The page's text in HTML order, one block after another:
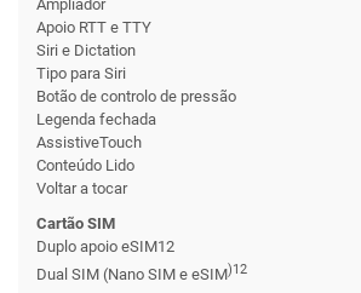
Ampliador
Apoio RTT e TTY
Siri e Dictation
Tipo para Siri
Botão de controlo de pressão
Legenda fechada
AssistiveTouch
Conteúdo Lido
Voltar a tocar
Cartão SIM
Duplo apoio eSIM12
Dual SIM (Nano SIM e eSIM)12